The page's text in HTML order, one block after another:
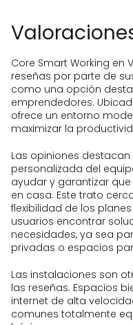
Core Smart Working en
reseñas por parte de
como una opción
emprendedores.
ofrece un entorno
maximizar la
Las opiniones
personalizada del
ayudar y garantizar
en casa. Este trato
flexibilidad de los
usuarios encontrar
necesidades, ya sea
privadas o espacios
Las instalaciones son
las reseñas. Espacios
internet de alta
comunes totalmente